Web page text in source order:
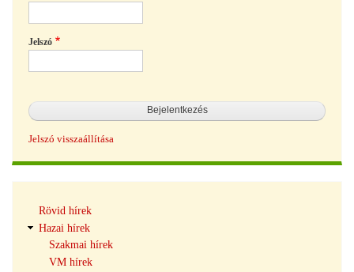
Jelszó
Jelszó visszaállítása
navigáció
Rövid hírek
Hazai hírek
Szakmai hírek
VM hírek